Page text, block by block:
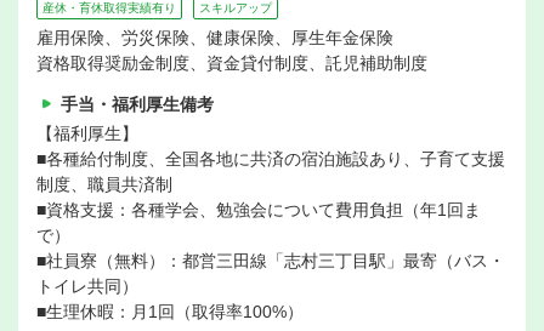
産休・育休取得実績有り スキルアップ
雇用保険、労災保険、健康保険、厚生年金保険
資格取得奨励金制度、資金貸付制度、託児補助制度
手当・福利厚生備考
【福利厚生】
■各種給付制度、全国各地に共済の宿泊施設あり、子育て支援
制度、職員共済制
■資格支援：各種学会、勉強会について費用負担（年1回ま
で）
■社員寮（無料）：都営三田線「志村三丁目駅」最寄（バス・
トイレ共同）
■生理休暇：月1回（取得率100%）